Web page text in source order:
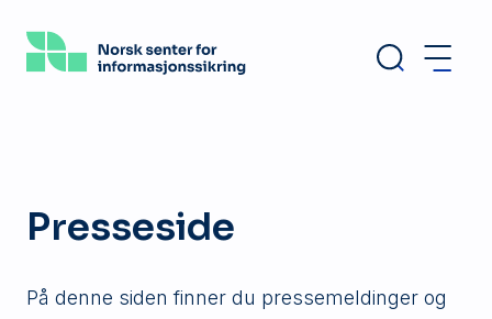
hovedinnhold
Presseside
På denne siden finner du pressemeldinger og